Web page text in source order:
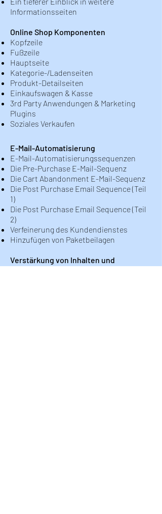
Informationsseiten
Online Shop Komponenten
Kopfzeile
Fußzeile
Hauptseite
Kategorie-/Ladenseiten
Produkt-Detailseiten
Einkaufswagen & Kasse
3rd Party Anwendungen & Marketing
Plugins
Soziales Verkaufen
E-Mail-Automatisierung
E-Mail-Automatisierungssequenzen
Die Pre-Purchase E-Mail-Sequenz
Die Cart Abandonment E-Mail-Sequenz
Die Post Purchase Email Sequence (Teil
1)
Die Post Purchase Email Sequence (Teil
2)
Verfeinerung des Kundendienstes
Hinzufügen von Paketbeilagen
Verstärkung von Inhalten und